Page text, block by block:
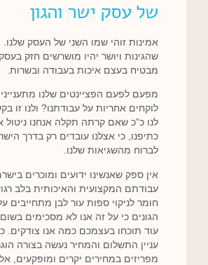
של עסק ישר והגון
אמינות זוהי שמו השני של העסק
שהגינות ויושר יהיו מושרשים חזק
מבטיח בעצם איכות בעבודה ובשרות.
מפעם לפעם הפציינטים שלנו
לוקחים אחריות על עבודתנו? ולנו זו
לנו כ”כ שאם קרתה תקלה אנחנו
כתיפנו, כי אצלנו עובדים רק בדרך
לברוח מהשגיאות שלנו.
אין ספק שאנשינו ידועים ומוכרים
עבודתם המקצועית והאיכותית בלב
חומר לניקוי ספות עור לבן מתחייבים
הגונים כי על זה אנו לא מסכימים
עוד תוכחו בעצמכם כמה אנו צודקים.
עניין התשלום והמחיר נעשה בצורה
מפריזים במחירים יקרים ומופקעים,